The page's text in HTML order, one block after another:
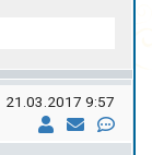
21.03.2017 9:57